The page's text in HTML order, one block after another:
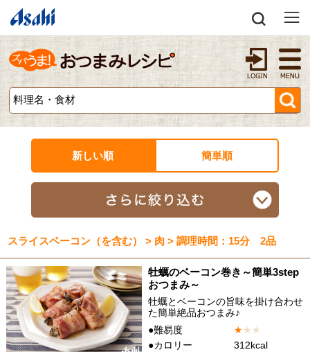
新しい順 簡単順
スライスベーコン（を含む） > 肉 > 調理時間：15分 2品
牡蠣のベーコン巻き～簡単3step
おつまみ～
牡蠣とベーコンの旨味を掛け合わせ
た簡単絶品おつまみ♪
●難易度
★★ ★
●カロリー
312kcal